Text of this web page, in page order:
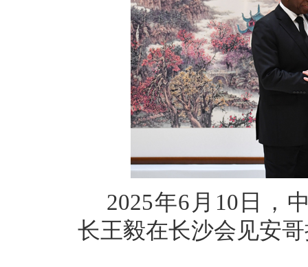
2025年6月10日，
长王毅在长沙会见安